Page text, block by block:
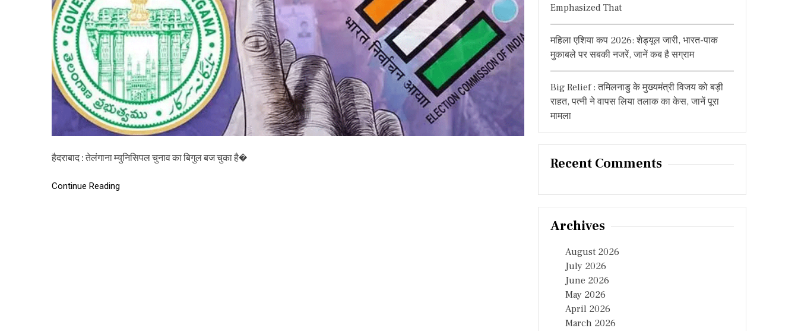
का
हु
आ
आ
गा
ज
,
जा
रा
शे
ड्यू
हैदराबाद : तेलंगाना म्युनिसिपल चुनाव का बिगुल बज चुका है�
Continue Reading
Emphasized That
महिला एशिया कप 2026: शेड्यूल जारी, भारत-पाक
मुकाबले पर सबकी नजरें, जानें कब है सग्राम
Big Relief : तमिलनाडु के मुख्यमंत्री विजय को बड़ी
राहत, पत्नी ने वापस लिया तलाक का केस, जानें पूरा
मामला
Recent Comments
Archives
August 2026
July 2026
June 2026
May 2026
April 2026
March 2026